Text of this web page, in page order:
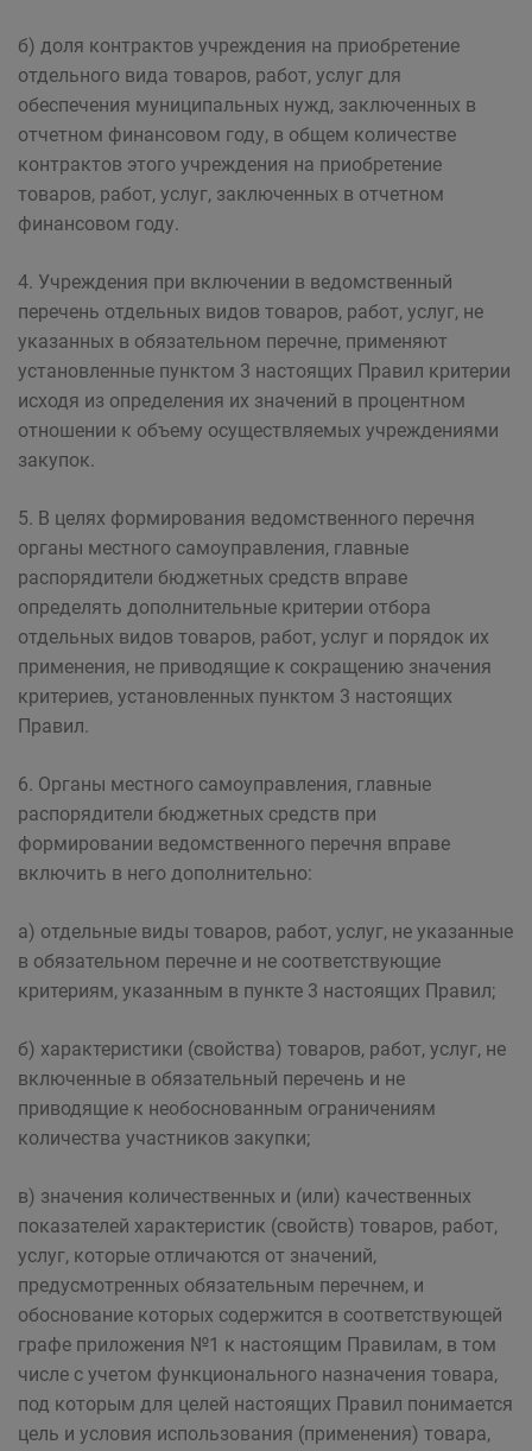
б) доля контрактов учреждения на приобретение
отдельного вида товаров, работ, услуг для
обеспечения муниципальных нужд, заключенных в
отчетном финансовом году, в общем количестве
контрактов этого учреждения на приобретение
товаров, работ, услуг, заключенных в отчетном
финансовом году.
4. Учреждения при включении в ведомственный
перечень отдельных видов товаров, работ, услуг, не
указанных в обязательном перечне, применяют
установленные пунктом 3 настоящих Правил критерии
исходя из определения их значений в процентном
отношении к объему осуществляемых учреждениями
закупок.
5. В целях формирования ведомственного перечня
органы местного самоуправления, главные
распорядители бюджетных средств вправе
определять дополнительные критерии отбора
отдельных видов товаров, работ, услуг и порядок их
применения, не приводящие к сокращению значения
критериев, установленных пунктом 3 настоящих
Правил.
6. Органы местного самоуправления, главные
распорядители бюджетных средств при
формировании ведомственного перечня вправе
включить в него дополнительно:
а) отдельные виды товаров, работ, услуг, не указанные
в обязательном перечне и не соответствующие
критериям, указанным в пункте 3 настоящих Правил;
б) характеристики (свойства) товаров, работ, услуг, не
включенные в обязательный перечень и не
приводящие к необоснованным ограничениям
количества участников закупки;
в) значения количественных и (или) качественных
показателей характеристик (свойств) товаров, работ,
услуг, которые отличаются от значений,
предусмотренных обязательным перечнем, и
обоснование которых содержится в соответствующей
графе приложения №1 к настоящим Правилам, в том
числе с учетом функционального назначения товара,
под которым для целей настоящих Правил понимается
цель и условия использования (применения) товара,